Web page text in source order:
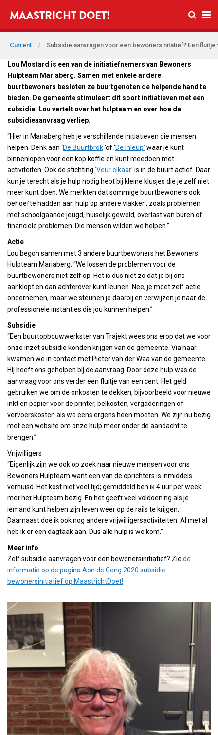
Open
MAASTRICHT DOET!
Current / Subsidie aanvragen voor een bewonersinitatief? Een fluitje
Lou Mostard is een van de initiatiefnemers van Bewoners
Hulpteam Mariaberg. Samen met enkele andere
buurtbewoners besloten ze buurtgenoten de helpende hand te
bieden. De gemeente stimuleert dit soort initiatieven met een
subsidie. Lou vertelt over het hulpteam en over hoe de
subsidieaanvraag verliep.
“Hier in Mariaberg heb je verschillende initiatieven die mensen
helpen. Denk aan ‘De Buurtbrök’of ‘De Inleup’ waar je kunt
binnenlopen voor een kop koffie en kunt meedoen met
activiteiten. Ook de stichting ‘Veur elkaar’ is in de buurt actief. Daar
kun je terecht als je hulp nodig hebt bij kleine klusjes die je zelf niet
meer kunt doen. We merkten dat sommige buurtbewoners ook
behoefte hadden aan hulp op andere vlakken, zoals problemen
met schoolgaande jeugd, huiselijk geweld, overlast van buren of
financiële problemen. Die mensen wilden we helpen.”
Actie
Lou begon samen met 3 andere buurtbewoners het Bewoners
Hulpteam Mariaberg. “We lossen de problemen voor de
buurtbewoners niet zelf op. Het is dus niet zo dat je bij ons
aanklopt en dan achterover kunt leunen. Nee, je moet zelf actie
ondernemen, maar we steunen je daarbij en verwijzen je naar de
professionele instanties die jou kunnen helpen.”
Subsidie
“Een buurtopbouwwerkster van Trajekt wees ons erop dat we voor
onze inzet subsidie konden krijgen van de gemeente. Via haar
kwamen we in contact met Pieter van der Waa van de gemeente.
Hij heeft ons geholpen bij de aanvraag. Door deze hulp was de
aanvraag voor ons verder een fluitje van een cent. Het geld
gebruiken we om de onkosten te dekken, bijvoorbeeld voor nieuwe
inkt en papier voor de printer, belkosten, vergaderingen of
vervoerskosten als we eens ergens heen moeten. We zijn nu bezig
met een website om onze hulp meer onder de aandacht te
brengen.”
Vrijwilligers
“Eigenlijk zijn we ook op zoek naar nieuwe mensen voor ons
Bewoners Hulpteam want een van de oprichters is inmiddels
verhuisd. Het kost niet veel tijd; gemiddeld ben ik 4 uur per week
met het Hulpteam bezig. En het geeft veel voldoening als je
iemand kunt helpen zijn leven weer op de rails te krijgen.
Daarnaast doe ik ook nog andere vrijwilligersactiviteiten. Al met al
heb ik er een dagtaak aan. Dus alle hulp is welkom.”
Meer info
Zelf subsidie aanvragen voor een bewonersinitiatief? Zie de
informatie op de pagina Aon de Geng 2020 subsidie
bewonersinitiatief op MaastrichtDoet!